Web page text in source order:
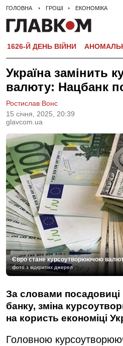
ГОЛОВНА ГРОШІ ЕКОНОМІКА
1626-Й ДЕНЬ ВІЙНИ
Україна замінить
валюту: Нацбанк
15 сiчня, 2025, 20:39
glavcom.ua
Ростислав Вонс
Євро стане курсоутворюючою
фото з відкритих джерел
За словами посадовиці
банку, зміна
на користь економіці
Головною